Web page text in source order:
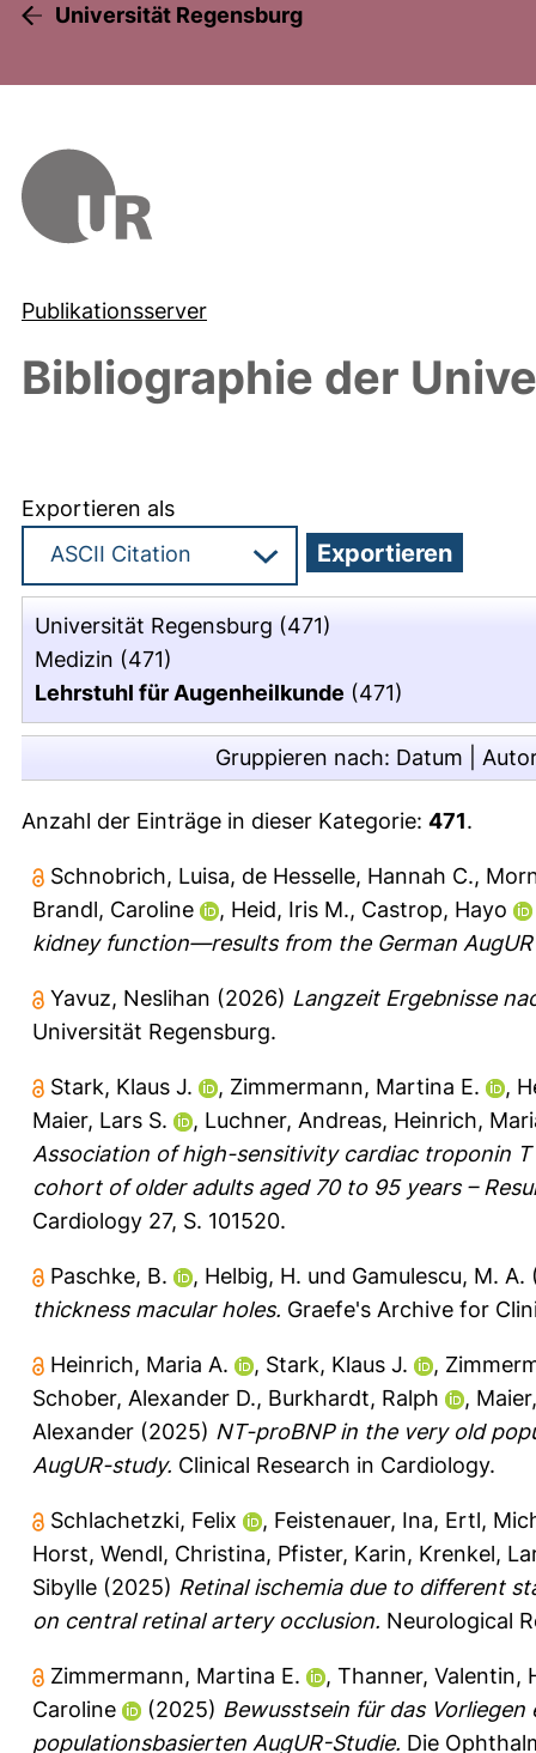
Universität Regensburg
Publikationsserver
Bibliographie der
Exportieren als
Universität Regensburg (471)
Medizin (471)
Lehrstuhl für Augenheilkunde (471)
Gruppieren nach: Datum
Anzahl der Einträge in dieser Kategorie: 471.
Schnobrich, Luisa, de Hesselle, Hannah C.,
Brandl, Caroline
, Heid, Iris M., Castrop, Hayo
kidney function—results from the German
Yavuz, Neslihan (2026) Langzeit Ergebnisse
Universität Regensburg.
Stark, Klaus J. , Zimmermann, Martina E. ,
Maier, Lars S.
, Luchner, Andreas, Heinrich,
Association of high-sensitivity cardiac troponin
cohort of older adults aged 70 to 95 years –
Cardiology 27, S. 101520.
Paschke, B. , Helbig, H. und Gamulescu, M. A.
thickness macular holes. Graefe's Archive for
Heinrich, Maria A. , Stark, Klaus J. ,
Schober, Alexander D., Burkhardt, Ralph ,
Alexander (2025) NT-proBNP in the very old
AugUR-study. Clinical Research in Cardiology.
Schlachetzki, Felix , Feistenauer, Ina, Ertl,
Horst, Wendl, Christina, Pfister, Karin, Krenkel,
Sibylle (2025) Retinal ischemia due to different
on central retinal artery occlusion. Neurological
Zimmermann, Martina E. , Thanner, Valentin,
Caroline
(2025) Bewusstsein für das
populationsbasierten AugUR-Studie. Die